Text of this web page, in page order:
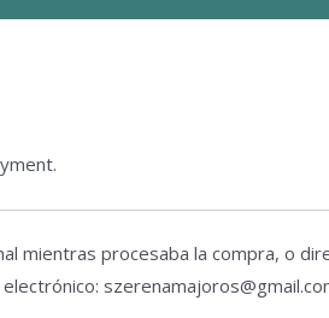
mientras procesaba la compra, o